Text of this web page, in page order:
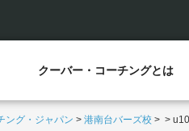
クーバー・コーチングとは
ング・ジャパン > 港南台バーズ校 > >